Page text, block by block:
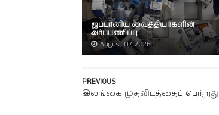
ஜப்பானிய வைத்தியர்களின்
அர்ப்பணிப்பு
August 07, 2026
PREVIOUS
இலங்கை முதலிடத்தைப் பெற்றது